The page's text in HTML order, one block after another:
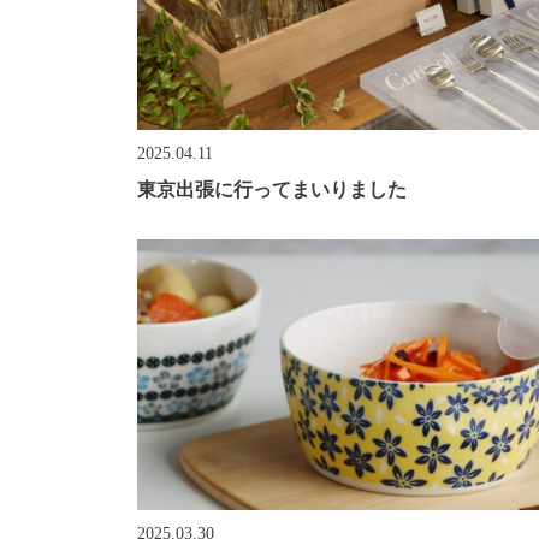
2025.04.11
東京出張に行ってまいりました
2025.03.30